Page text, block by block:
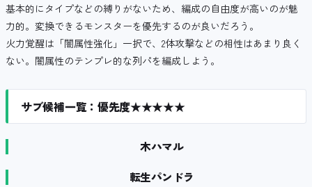
基本的にタイプなどの縛りがないため、編成の自由度が高いのが魅
力的。変換できるモンスターを優先するのが良いだろう。
火力覚醒は「闇属性強化」一択で、2体攻撃などの相性はあまり良く
ない。闇属性のテンプレ的な列パを編成しよう。
サブ候補一覧：優先度★★★★★
木ハマル
転生パンドラ